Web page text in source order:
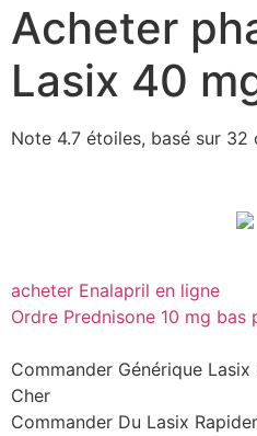
Acheter
Lasix 40
Note 4.7 étoiles, basé sur 32
acheter Enalapril en ligne
Ordre Prednisone 10 mg bas
Commander Générique
Cher
Commander Du Lasix